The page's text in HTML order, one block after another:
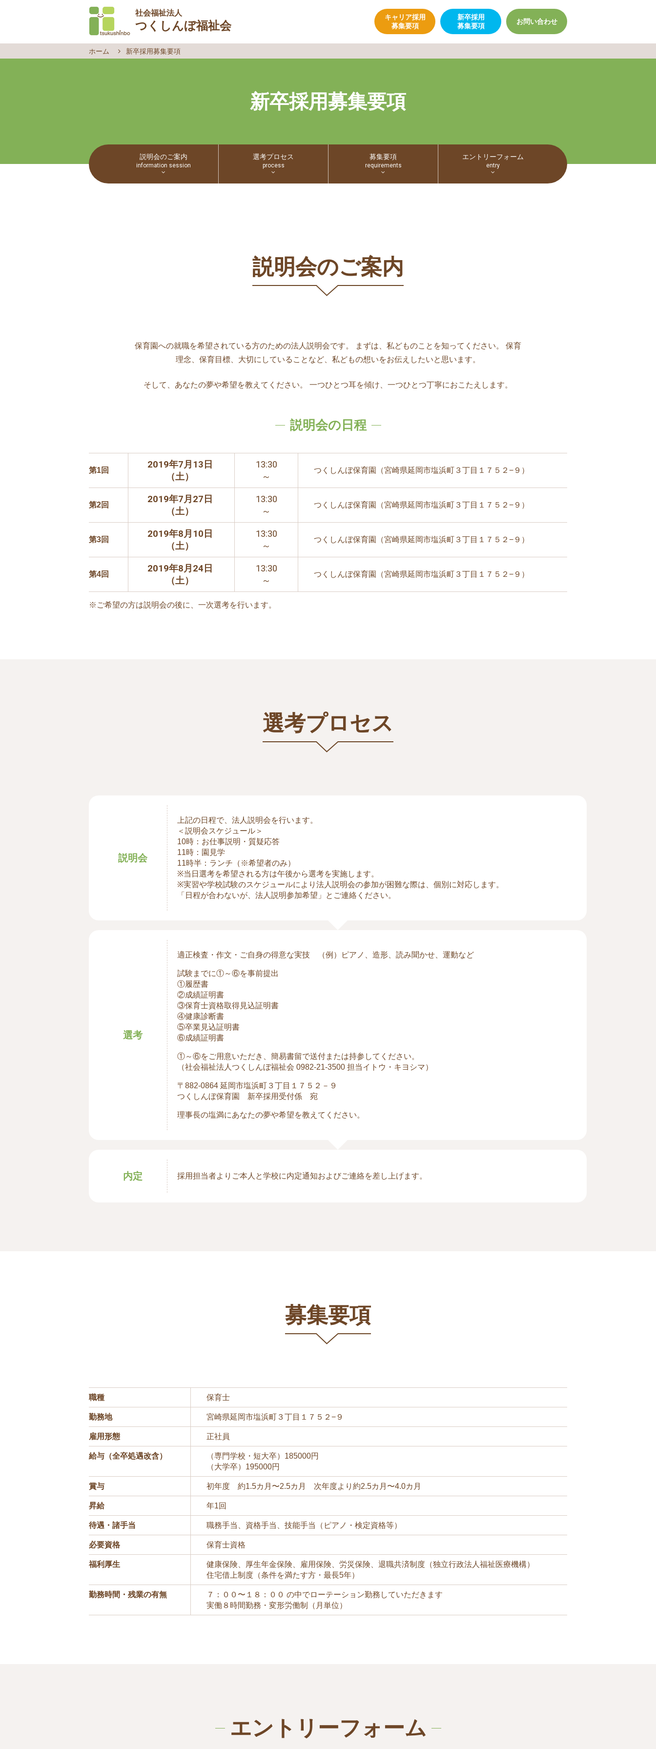
社会福祉法人
つくしんぼ福祉会
キャリア採用
募集要項
新卒採用
募集要項
お問い合わせ
新卒採用募集要項
ホーム 新卒採用募集要項
新卒採用募集要項
説明会のご案内
information session
選考プロセス
process
募集要項
requirements
エントリーフォーム
entry
説明会のご案内
保育園への就職を希望されている方のための法人説明会です。 まずは、私どものことを知ってください。 保育
理念、保育目標、大切にしていることなど、私どもの想いをお伝えしたいと思います。
そして、あなたの夢や希望を教えてください。 一つひとつ耳を傾け、一つひとつ丁寧におこたえします。
説明会の日程
第1回
2019年7月13日
（土）
13:30
～
つくしんぼ保育園（宮崎県延岡市塩浜町３丁目１７５２−９）
第2回
2019年7月27日
（土）
13:30
～
つくしんぼ保育園（宮崎県延岡市塩浜町３丁目１７５２−９）
第3回
2019年8月10日
（土）
13:30
～
つくしんぼ保育園（宮崎県延岡市塩浜町３丁目１７５２−９）
第4回
2019年8月24日
（土）
13:30
～
つくしんぼ保育園（宮崎県延岡市塩浜町３丁目１７５２−９）
※ご希望の方は説明会の後に、一次選考を行います。
選考プロセス
説明会
上記の日程で、法人説明会を行います。
＜説明会スケジュール＞
10時：お仕事説明・質疑応答
11時：園見学
11時半：ランチ（※希望者のみ）
※当日選考を希望される方は午後から選考を実施します。
※実習や学校試験のスケジュールにより法人説明会の参加が困難な際は、個別に対応します。
「日程が合わないが、法人説明参加希望」とご連絡ください。
選考
適正検査・作文・ご自身の得意な実技 （例）ピアノ、造形、読み聞かせ、運動など
試験までに①～⑥を事前提出
①履歴書
②成績証明書
③保育士資格取得見込証明書
④健康診断書
⑤卒業見込証明書
⑥成績証明書
①～⑥をご用意いただき、簡易書留で送付または持参してください。
（社会福祉法人つくしんぼ福祉会 0982-21-3500 担当イトウ・キヨシマ）
〒882-0864 延岡市塩浜町３丁目１７５２－９
つくしんぼ保育園 新卒採用受付係 宛
理事長の塩満にあなたの夢や希望を教えてください。
内定 採用担当者よりご本人と学校に内定通知およびご連絡を差し上げます。
募集要項
職種 保育士
勤務地 宮崎県延岡市塩浜町３丁目１７５２−９
雇用形態 正社員
給与（全卒処遇改含）
（専門学校・短大卒）185000円
（大学卒）195000円
賞与 初年度 約1.5カ月〜2.5カ月 次年度より約2.5カ月〜4.0カ月
昇給 年1回
待遇・諸手当 職務手当、資格手当、技能手当（ピアノ・検定資格等）
必要資格 保育士資格
福利厚生
健康保険、厚生年金保険、雇用保険、労災保険、退職共済制度（独立行政法人福祉医療機構）
住宅借上制度（条件を満たす方・最長5年）
勤務時間・残業の有無
７：００〜１８：００ の中でローテーション勤務していただきます
実働８時間勤務・変形労働制（月単位）
エントリーフォーム